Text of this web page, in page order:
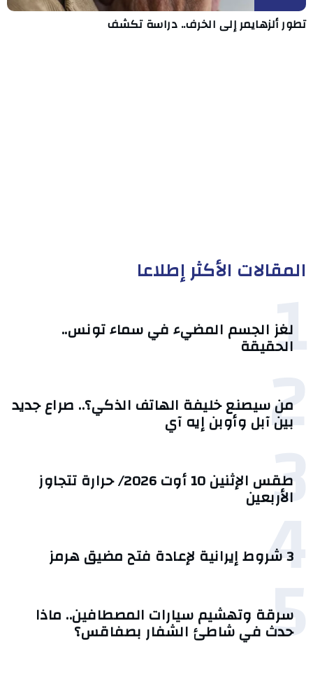
تطور ألزهايمر إلى الخرف.. دراسة تكشف
المقالات الأكثر إطلاعا
1
لغز الجسم المضيء في سماء تونس..
الحقيقة
2
من سيصنع خليفة الهاتف الذكي؟.. صراع جديد
بين آبل وأوبن إيه آي
3 طقس الإثنين 10 أوت 2026/ حرارة تتجاوز
الأربعين
4
3 شروط إيرانية لإعادة فتح مضيق هرمز
5
سرقة وتهشيم سيارات المصطافين.. ماذا
حدث في شاطئ الشفار بصفاقس؟